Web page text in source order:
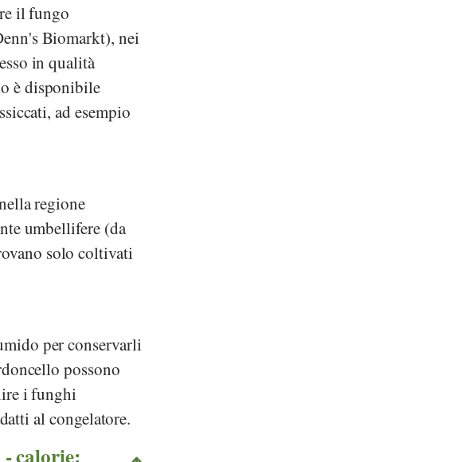
il fungo
Biomarkt), nei
in qualità
è disponibile
ad esempio
regione
umbellifere (da
solo coltivati
per conservarli
possono
i funghi
al congelatore.